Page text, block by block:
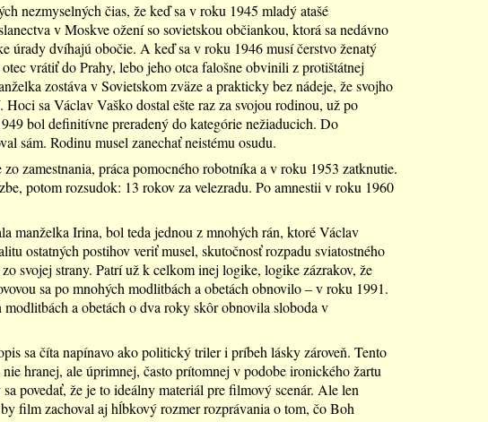
nezmyselných čias, že keď sa v roku 1945 mladý atašé
v Moskve ožení so sovietskou občiankou, ktorá sa nedávno
úrady dvíhajú obočie. A keď sa v roku 1946 musí čerstvo ženatý
vrátiť do Prahy, lebo jeho otca falošne obvinili z protištátnej
zostáva v Sovietskom zväze a prakticky bez nádeje, že svojho
Hoci sa Václav Vaško dostal ešte raz za svojou rodinou, už po
bol definitívne preradený do kategórie nežiaducich. Do
sám. Rodinu musel zanechať neistému osudu.
zamestnania, práca pomocného robotníka a v roku 1953 zatknutie.
potom rozsudok: 13 rokov za velezradu. Po amnestii v roku 1960
manželka Irina, bol teda jednou z mnohých rán, ktoré Václav
ostatných postihov veriť musel, skutočnosť rozpadu sviatostného
svojej strany. Patrí už k celkom inej logike, logike zázrakov, že
sa po mnohých modlitbách a obetách obnovilo – v roku 1991.
modlitbách a obetách o dva roky skôr obnovila sloboda v
sa číta napínavo ako politický triler i príbeh lásky zároveň. Tento
hranej, ale úprimnej, často prítomnej v podobe ironického žartu
povedať, že je to ideálny materiál pre filmový scenár. Ale len
film zachoval aj hĺbkový rozmer rozprávania o tom, čo Boh